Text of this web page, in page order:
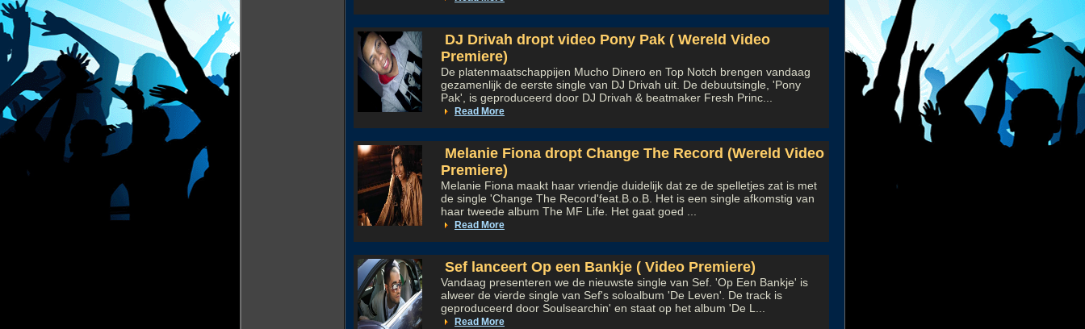
DJ Drivah dropt video Pony Pak ( Wereld Video
Premiere)
De platenmaatschappijen Mucho Dinero en Top Notch brengen vandaag
gezamenlijk de eerste single van DJ Drivah uit. De debuutsingle, 'Pony
Pak', is geproduceerd door DJ Drivah & beatmaker Fresh Princ...
Read More
Melanie Fiona dropt Change The Record (Wereld Video
Premiere)
Melanie Fiona maakt haar vriendje duidelijk dat ze de spelletjes zat is met
de single 'Change The Record'feat.B.o.B. Het is een single afkomstig van
haar tweede album The MF Life. Het gaat goed ...
Read More
Sef lanceert Op een Bankje ( Video Premiere)
Vandaag presenteren we de nieuwste single van Sef. 'Op Een Bankje' is
alweer de vierde single van Sef's soloalbum 'De Leven'. De track is
geproduceerd door Soulsearchin' en staat op het album 'De L...
Read More